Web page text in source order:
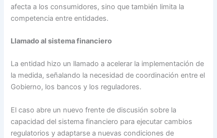
afecta a los consumidores, sino que también limita la
competencia entre entidades.
Llamado al sistema financiero
La entidad hizo un llamado a acelerar la implementación de
la medida, señalando la necesidad de coordinación entre el
Gobierno, los bancos y los reguladores.
El caso abre un nuevo frente de discusión sobre la
capacidad del sistema financiero para ejecutar cambios
regulatorios y adaptarse a nuevas condiciones de